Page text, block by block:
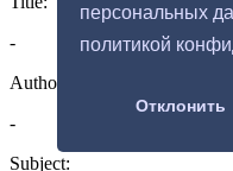
персональных
политикой
Отклонить